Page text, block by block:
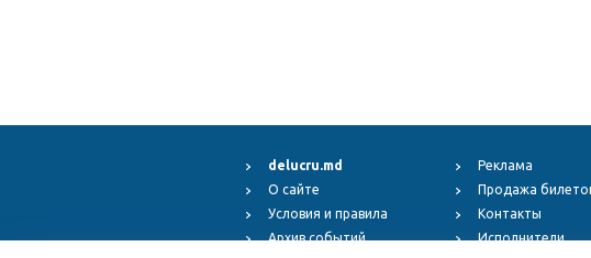
delucru.md
О сайте
Условия и правила
Архив событий
Реклама
Продажа
Контакты
Исполнители